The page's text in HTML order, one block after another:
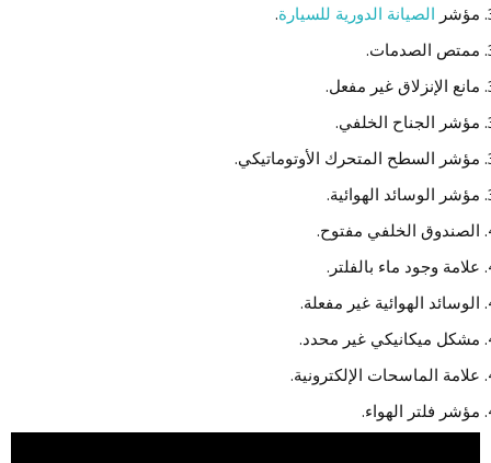
مؤشر الصيانة الدورية للسيارة.
ممتص الصدمات.
مانع الإنزلاق غير مفعل.
مؤشر الجناح الخلفي.
مؤشر السطح المتحرك الأوتوماتيكي.
مؤشر الوسائد الهوائية.
الصندوق الخلفي مفتوح.
علامة وجود ماء بالفلتر.
الوسائد الهوائية غير مفعلة.
مشكل ميكانيكي غير محدد.
علامة الماسحات الإلكترونية.
مؤشر فلتر الهواء.